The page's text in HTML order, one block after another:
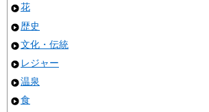
花
歴史
文化・伝統
レジャー
温泉
食